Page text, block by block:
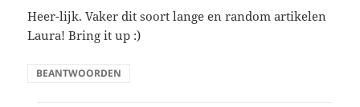
Heer-lijk. Vaker dit soort lange en random artikelen
Laura! Bring it up :)
BEANTWOORDEN